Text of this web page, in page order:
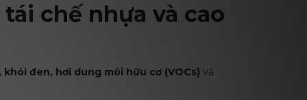
chế nhựa và cao
khói đen, hơi dung môi hữu cơ (VOCs) và